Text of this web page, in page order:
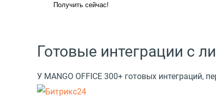
Получить сейчас!
Готовые интеграции с
У MANGO OFFICE 300+ готовых интеграций,